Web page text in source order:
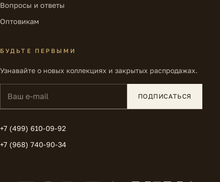
Вопросы и ответы
Оптовикам
БУДЬТЕ ПЕРВЫМИ
Узнавайте о новых коллекциях и закрытых распродажах.
ПОДПИСАТЬСЯ
+7 (499) 610-09-92
+7 (968) 740-90-34